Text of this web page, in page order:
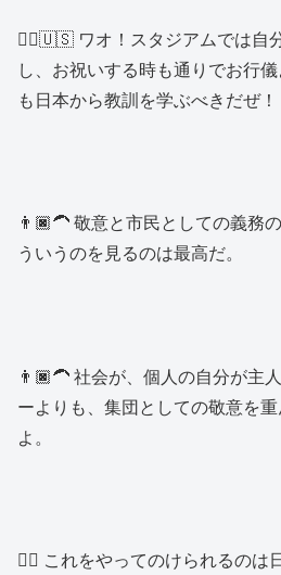
👱‍♂️🇺🇸 ワオ！スタジアムでは自
し、お祝いする時も通りでお行
も日本から教訓を学ぶべきだぜ！
👨🏿‍🦱 敬意と市民としての義務
ういうのを見るのは最高だ。
👨🏿‍🦱 社会が、個人の自分が主
ーよりも、集団としての敬意を
よ。
👱‍♂️ これをやってのけられるのは